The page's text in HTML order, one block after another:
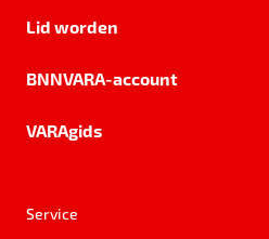
Lid worden
BNNVARA-account
VARAgids
Service